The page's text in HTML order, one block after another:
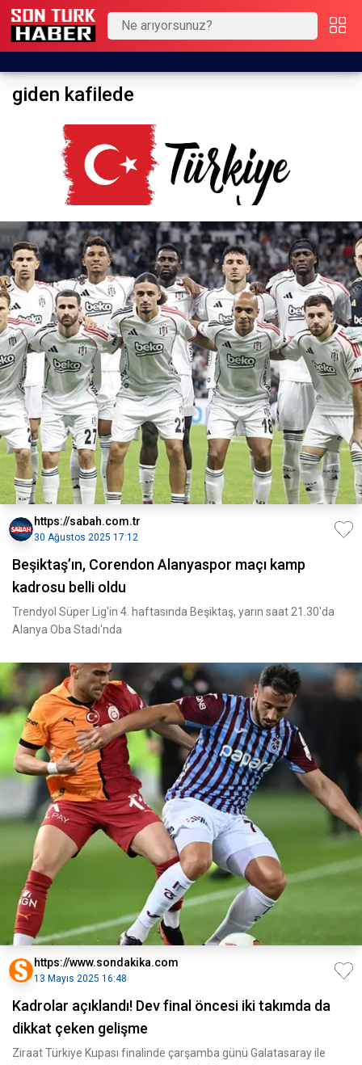
giden kafilede
https://sabah.com.tr
30 Ağustos 2025 17:12
Beşiktaş’ın, Corendon Alanyaspor maçı kamp
kadrosu belli oldu
Trendyol Süper Lig'in 4. haftasında Beşiktaş, yarın saat 21.30'da
Alanya Oba Stadı'nda
https://www.sondakika.com
13 Mayıs 2025 16:48
Kadrolar açıklandı! Dev final öncesi iki takımda da
dikkat çeken gelişme
Ziraat Türkiye Kupası finalinde çarşamba günü Galatasaray ile